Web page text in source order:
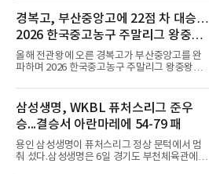
지난 시즌 아스널과 상호 합의로 계약을 해지했
고, 네덜란드 아약스에서 시즌 막판 8경기를 소
화했다. 이후 일본 대표로 월드컵에 나서 선발 2
경기를 포함해 3경기를 뛰며 감각을 끌어올렸
다.구단의 판단은 신중했다. 크리스털 팰리스는
기량을 확신하면서도 부상
경복고, 부산중앙고에 22점 차 대승…
2026 한국중고농구 주말리그 왕중왕
전 첫 승 신고
올해 전관왕에 오른 경복고가 부산중앙고를 완
파하며 2026 한국중고농구 주말리그 왕중왕전
해남 우슬체육관에서 열린 대회 남고부 예선리
그 H조 1차전에서 부산중앙고를 98-76으로 제
압했다. 박지오가 26점, 김호원이 22점, 정우진
이 19점을 올리는 등 삼각편대의 고른 활약이 승
리를 이끌었다.경복고는 경기 초반부터 박지오
와 김호원의 내·외곽포가 고르게 터지며 주도권
을 잡았다. 전반을 40-34로 앞선 경복고는 후반
삼성생명, WKBL 퓨처스리그 준우
승...결승서 아란마레에 54-79 패
용인 삼성생명이 퓨처스리그 정상 문턱에서 멈
춰 섰다.삼성생명은 6일 경기도 부천체육관에서